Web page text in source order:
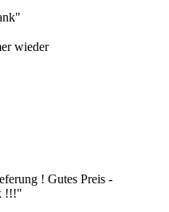
wieder
! Gutes Preis -
!!!"